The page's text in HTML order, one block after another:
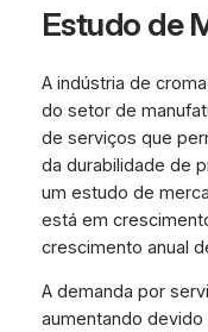
Estudo de
A indústria de
do setor de
de serviços que
da durabilidade de
um estudo de
está em
crescimento anual
A demanda por
aumentando